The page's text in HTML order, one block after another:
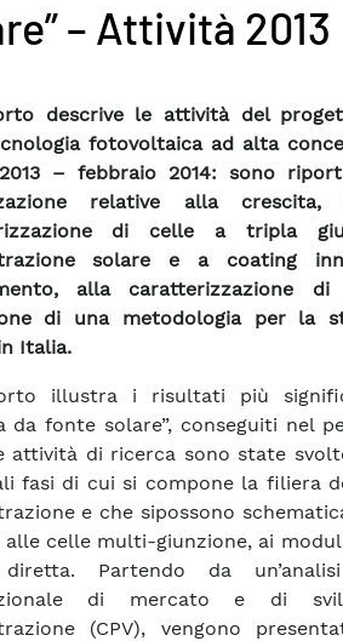
– Attività 2013
descrive le attività del
fotovoltaica ad alta
– febbraio 2014: sono
relative alla
di celle a tripla
solare e a coating
alla caratterizzazione
di una metodologia per la
Italia.
illustra i risultati più
da fonte solare”, conseguiti nel
attività di ricerca sono state
fasi di cui si compone la filiera
e che sipossono
alle celle multi-giunzione, ai
Partendo da
di mercato e di
(CPV), vengono